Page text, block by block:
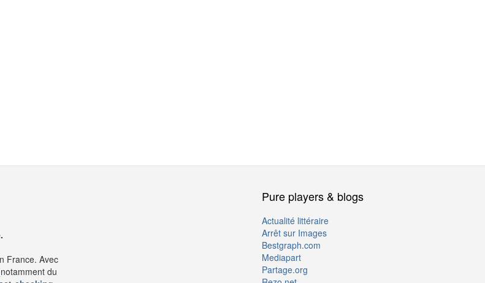
France. Avec
du
Pure players & blogs
Actualité littéraire
Arrêt sur Images
Bestgraph.com
Mediapart
Partage.org